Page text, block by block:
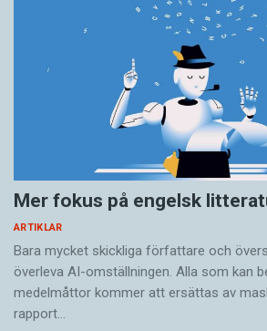
Mer fokus på engelsk
ARTIKLAR
Bara mycket skickliga författare och
överleva AI-omställningen. Alla som kan
medelmåttor kommer att ersättas av
rapport…